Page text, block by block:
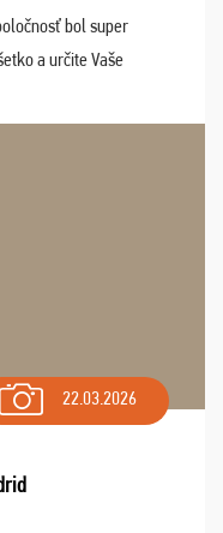
bol super
a určite Vaše
22.03.2026